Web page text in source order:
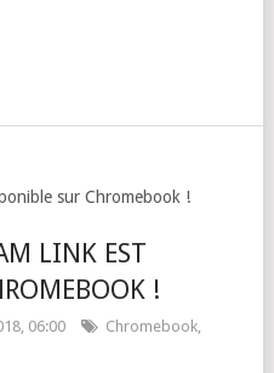
sur Chromebook !
LINK EST
!
06:00 Chromebook,